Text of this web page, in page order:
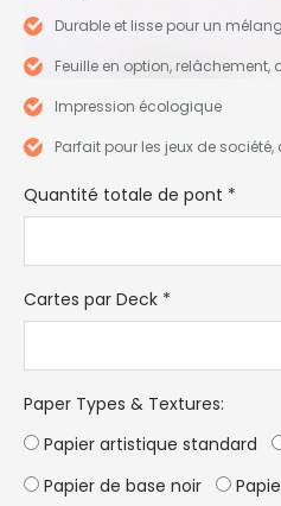
Durable et lisse pour un
Feuille en option, relâchement,
Impression écologique
Parfait pour les jeux de
Quantité totale de pont *
Cartes par Deck *
Paper Types & Textures:
Papier artistique standard
Papier de base noir